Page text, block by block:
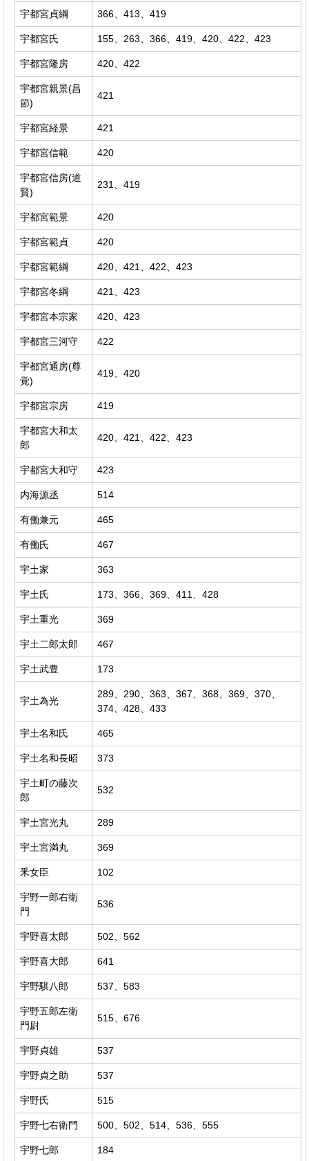
宇都宮貞綱 366、413、419
宇都宮氏 155、263、366、419、420、422、423
宇都宮隆房 420、422
宇都宮親景(昌
節)
421
宇都宮経景 421
宇都宮信範 420
宇都宮信房(道
賢)
231、419
宇都宮範景 420
宇都宮範貞 420
宇都宮範綱 420、421、422、423
宇都宮冬綱 421、423
宇都宮本宗家 420、423
宇都宮三河守 422
宇都宮通房(尊
覚)
419、420
宇都宮宗房 419
宇都宮大和太
郎
420、421、422、423
宇都宮大和守 423
内海源丞 514
有働兼元 465
有働氏 467
宇土家 363
宇土氏 173、366、369、411、428
宇土重光 369
宇土二郎太郎 467
宇土武豊 173
宇土為光
289、290、363、367、368、369、370、
374、428、433
宇土名和氏 465
宇土名和長昭 373
宇土町の藤次
郎
532
宇土宮光丸 289
宇土宮満丸 369
釆女臣 102
宇野一郎右衛
門
536
宇野喜太郎 502、562
宇野喜大郎 641
宇野騏八郎 537、583
宇野五郎左衛
門尉
515、676
宇野貞雄 537
宇野貞之助 537
宇野氏 515
宇野七右衛門 500、502、514、536、555
宇野七郎 184